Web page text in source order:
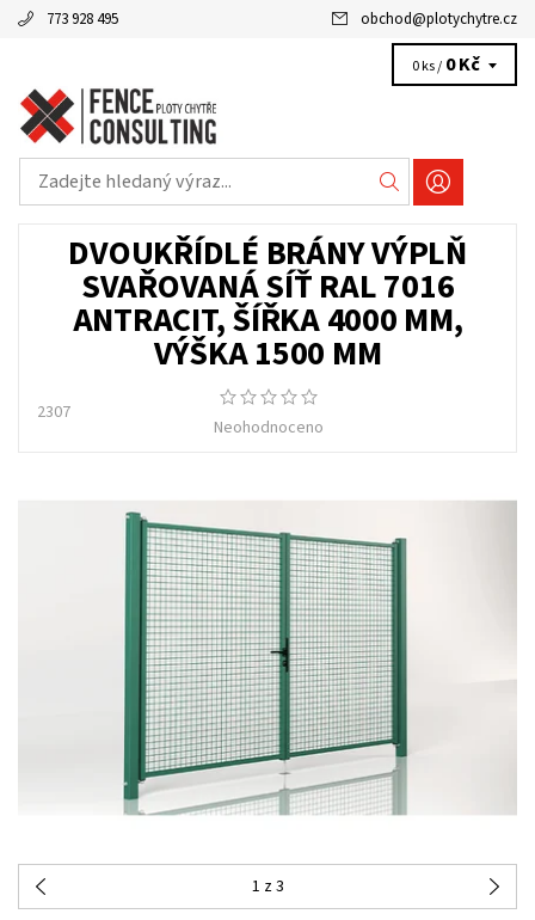
773 928 495 obchod@plotychytre.cz
0 ks / 0 Kč
DVOUKŘÍDLÉ BRÁNY VÝPLŇ
SVAŘOVANÁ SÍŤ RAL 7016
ANTRACIT, ŠÍŘKA 4000 MM,
VÝŠKA 1500 MM
2307
Neohodnoceno
1 z 3